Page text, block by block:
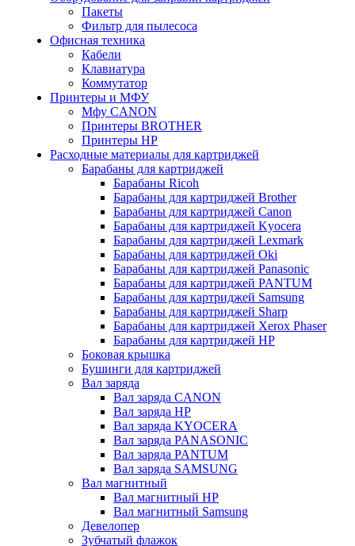
Пакеты
Фильтр для пылесоса
Офисная техника
Кабели
Клавиатура
Коммутатор
Принтеры и МФУ
Мфу CANON
Принтеры BROTHER
Принтеры HP
Расходные материалы для картриджей
Барабаны для картриджей
Барабаны Ricoh
Барабаны для картриджей Brother
Барабаны для картриджей Canon
Барабаны для картриджей Kyocera
Барабаны для картриджей Lexmark
Барабаны для картриджей Oki
Барабаны для картриджей Panasonic
Барабаны для картриджей PANTUM
Барабаны для картриджей Samsung
Барабаны для картриджей Sharp
Барабаны для картриджей Xerox Phaser
Барабаны для картриджей НР
Боковая крышка
Бушинги для картриджей
Вал заряда
Вал заряда CANON
Вал заряда HP
Вал заряда KYOCERA
Вал заряда PANASONIC
Вал заряда PANTUM
Вал заряда SAMSUNG
Вал магнитный
Вал магнитный HP
Вал магнитный Samsung
Девелопер
Зубчатый флажок